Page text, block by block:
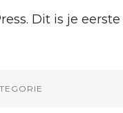
Dit is je